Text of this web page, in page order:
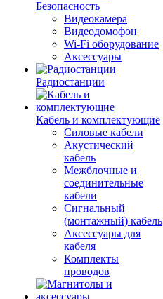
Безопасность
Видеокамера
Видеодомофон
Wi-Fi оборудование
Аксессуары
Радиостанции
Кабель и комплектующие
Силовые кабели
Акустический
кабель
Межблочные и
соединительные
кабели
Сигнальный
(монтажный) кабель
Аксессуары для
кабеля
Комплекты
проводов